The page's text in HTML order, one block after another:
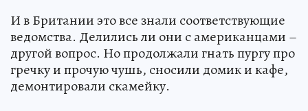
И в Британии это все знали соответствующие
ведомства. Делились ли они с американцами –
другой вопрос. Но продолжали гнать пургу про
гречку и прочую чушь, сносили домик и кафе,
демонтировали скамейку.